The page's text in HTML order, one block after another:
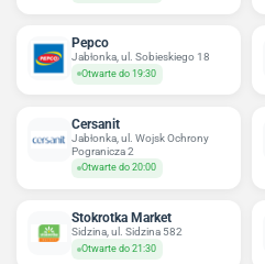
Pepco
Jabłonka, ul. Sobieskiego 18
Otwarte do 19:30
Cersanit
Jabłonka, ul. Wojsk Ochrony
Pogranicza 2
Otwarte do 20:00
Stokrotka Market
Sidzina, ul. Sidzina 582
Otwarte do 21:30